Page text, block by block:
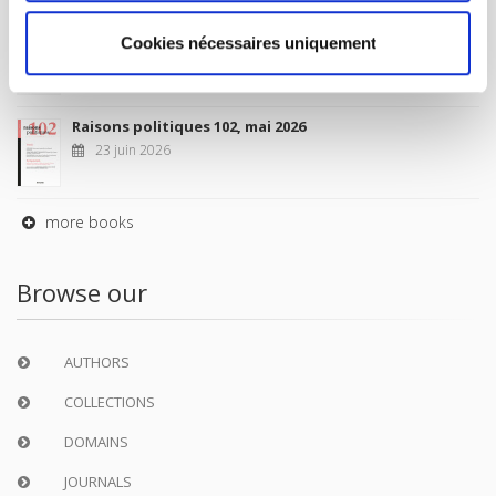
Cookies nécessaires uniquement
Sociétés contemporaines 139, 2025
6 juil. 2026
Raisons politiques 102, mai 2026
23 juin 2026
more books
Browse our
AUTHORS
COLLECTIONS
DOMAINS
JOURNALS